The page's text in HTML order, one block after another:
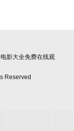
影大全免费在线观
Reserved